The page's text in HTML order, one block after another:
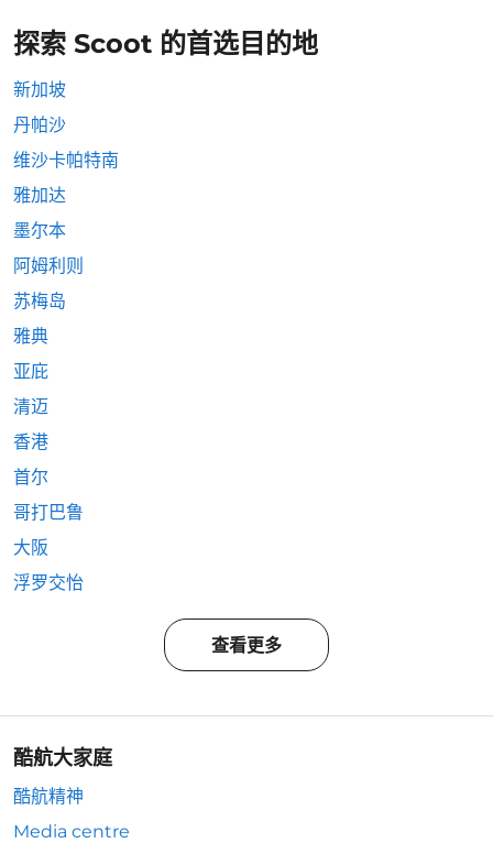
探索 Scoot 的首选目的地
新加坡
丹帕沙
维沙卡帕特南
雅加达
墨尔本
阿姆利则
苏梅岛
雅典
亚庇
清迈
香港
首尔
哥打巴鲁
大阪
浮罗交怡
查看更多
酷航大家庭
酷航精神
Media centre